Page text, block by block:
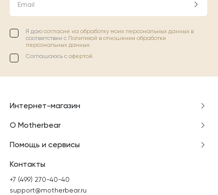
Email
Я даю согласие на обработку моих персональных данных в
соответствии с Политикой в отношении обработки
персональных данных.
Соглашаюсь с офертой.
Интернет-магазин
О Motherbear
Помощь и сервисы
Контакты
+7 (499) 270-40-40
support@motherbear.ru